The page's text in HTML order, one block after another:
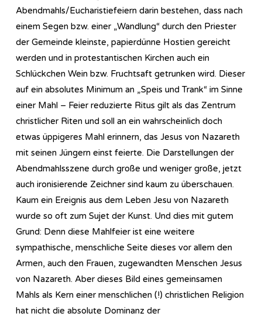
Abendmahls/Eucharistiefeiern darin bestehen, dass nach
einem Segen bzw. einer „Wandlung“ durch den Priester
der Gemeinde kleinste, papierdünne Hostien gereicht
werden und in protestantischen Kirchen auch ein
Schlückchen Wein bzw. Fruchtsaft getrunken wird. Dieser
auf ein absolutes Minimum an „Speis und Trank“ im Sinne
einer Mahl – Feier reduzierte Ritus gilt als das Zentrum
christlicher Riten und soll an ein wahrscheinlich doch
etwas üppigeres Mahl erinnern, das Jesus von Nazareth
mit seinen Jüngern einst feierte. Die Darstellungen der
Abendmahlsszene durch große und weniger große, jetzt
auch ironisierende Zeichner sind kaum zu überschauen.
Kaum ein Ereignis aus dem Leben Jesu von Nazareth
wurde so oft zum Sujet der Kunst. Und dies mit gutem
Grund: Denn diese Mahlfeier ist eine weitere
sympathische, menschliche Seite dieses vor allem den
Armen, auch den Frauen, zugewandten Menschen Jesus
von Nazareth. Aber dieses Bild eines gemeinsamen
Mahls als Kern einer menschlichen (!) christlichen Religion
hat nicht die absolute Dominanz der